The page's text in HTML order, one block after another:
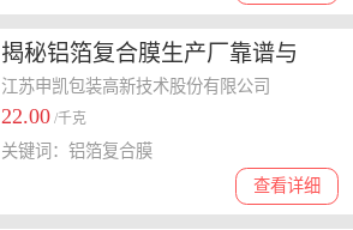
揭秘铝箔复合膜生产厂靠谱与
否，哪家更值得选，事实说话
江苏申凯包装高新技术股份有限公司
22.00 /千克
查看详细
关键词：铝箔复合膜